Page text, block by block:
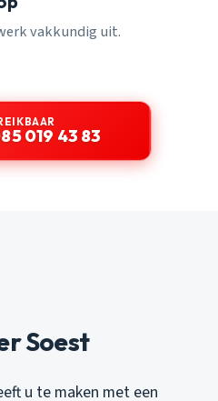
vakkundig uit.
019 43 83
Soest
u te maken met een